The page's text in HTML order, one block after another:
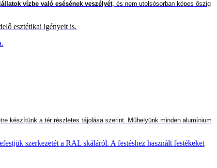
vízbe való esésének veszélyét, és nem utolsósorban képes őszig
esztétikai igényeit is.
készítünk a tér részletes tájolása szerint. Műhelyünk minden alumínium
szerkezetét a RAL skáláról. A festéshez használt festékeket